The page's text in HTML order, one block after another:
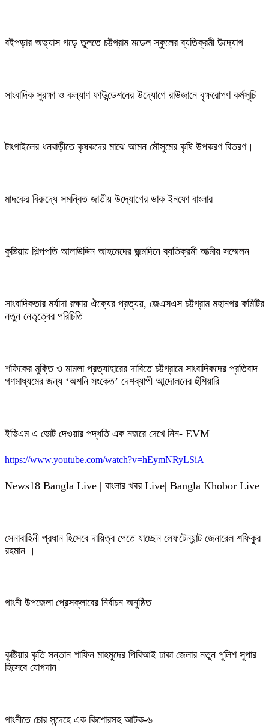
বইপড়ার অভ্যাস গড়ে তুলতে চট্টগ্রাম মডেল স্কুলের ব্যতিক্রমী উদ্যোগ
সাংবাদিক সুরক্ষা ও কল্যাণ ফাউন্ডেশনের উদ্যোগে রাউজানে বৃক্ষরোপণ কর্মসূচি
টাংগাইলের ধনবাড়ীতে কৃষকদের মাঝে আমন মৌসুমের কৃষি উপকরণ বিতরণ।
মাদকের বিরুদ্ধে সমন্বিত জাতীয় উদ্যোগের ডাক ইনফো বাংলার
কুষ্টিয়ায় শিল্পপতি আলাউদ্দিন আহমেদের জন্মদিনে ব্যতিক্রমী আত্মীয় সম্মেলন
সাংবাদিকতার মর্যাদা রক্ষায় ঐক্যের প্রত্যয়, জেএসএস চট্টগ্রাম মহানগর কমিটির
নতুন নেতৃত্বের পরিচিতি
শফিকের মুক্তি ও মামলা প্রত্যাহারের দাবিতে চট্টগ্রামে সাংবাদিকদের প্রতিবাদ
গণমাধ্যমের জন্য ‘অশনি সংকেত’ দেশব্যাপী আন্দোলনের হুঁশিয়ারি
ইভিএম এ ভোট দেওয়ার পদ্ধতি এক নজরে দেখে নিন- EVM
https://www.youtube.com/watch?v=hEymNRyLSiA
News18 Bangla Live | বাংলার খবর Live| Bangla Khobor Live
সেনাবাহিনী প্রধান হিসেবে দায়িত্ব পেতে যাচ্ছেন লেফটেন্যান্ট জেনারেল শফিকুর
রহমান ।
গাংনী উপজেলা প্রেসক্লাবের নির্বাচন অনুষ্ঠিত
কুষ্টিয়ার কৃতি সন্তান শাফিন মাহমুদের পিবিআই ঢাকা জেলার নতুন পুলিশ সুপার
হিসেবে যোগদান
গাংনীতে চোর সন্দেহে এক কিশোরসহ আটক-৬